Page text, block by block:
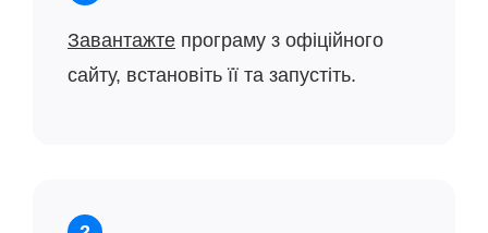
Завантажте програму з офіційного
сайту, встановіть її та запустіть.